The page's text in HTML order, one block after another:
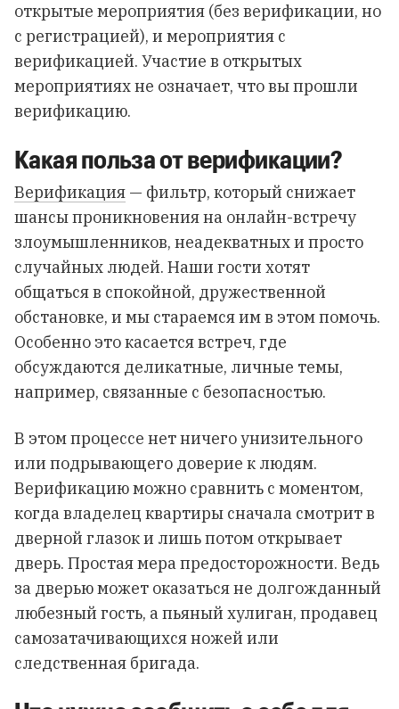
открытые мероприятия (без верификации, но
с регистрацией), и мероприятия с
верификацией. Участие в открытых
мероприятиях не означает, что вы прошли
верификацию.
Какая польза от верификации?
Верификация — фильтр, который снижает
шансы проникновения на онлайн-встречу
злоумышленников, неадекватных и просто
случайных людей. Наши гости хотят
общаться в спокойной, дружественной
обстановке, и мы стараемся им в этом помочь.
Особенно это касается встреч, где
обсуждаются деликатные, личные темы,
например, связанные с безопасностью.
В этом процессе нет ничего унизительного
или подрывающего доверие к людям.
Верификацию можно сравнить с моментом,
когда владелец квартиры сначала смотрит в
дверной глазок и лишь потом открывает
дверь. Простая мера предосторожности. Ведь
за дверью может оказаться не долгожданный
любезный гость, а пьяный хулиган, продавец
самозатачивающихся ножей или
следственная бригада.